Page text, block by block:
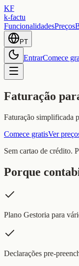
KF
k-factu
FuncionalidadesPreços
PT
EntrarComece
Faturação
Faturação simplificada
Comece gratisVer
Sem cartao de crédito.
Porque
Plano Gestoria para
Declarações pre-